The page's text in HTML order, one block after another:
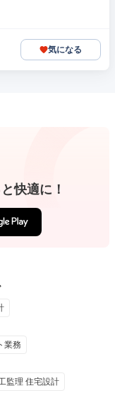
気になる
快適に！
業務
監理 住宅設計